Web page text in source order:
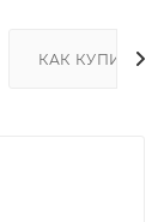
КАК КУПИТЬ